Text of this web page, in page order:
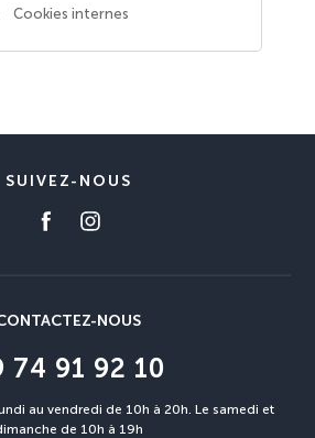
Cookies internes
SUIVEZ-NOUS
NOUS
74 91 92 10
au vendredi de 10h à 20h. Le samedi et
de 10h à 19h